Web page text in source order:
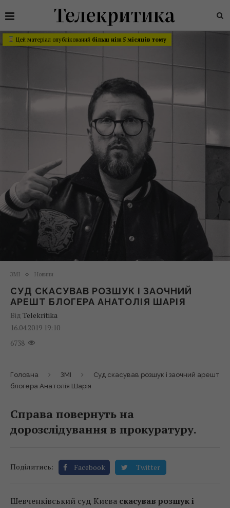
Цей матеріал опублікований більш ніж 5 місяців тому
ЗМІ Новини
СУД СКАСУВАВ РОЗШУК І ЗАОЧНИЙ
АРЕШТ БЛОГЕРА АНАТОЛІЯ ШАРІЯ
Від Telekritika
16.04.2019 19:10
6738
Головна ЗМІ
Суд скасував розшук і заочний арешт
блогера Анатолія Шарія
Справа повернуть на
дорозслідування в прокуратуру.
Поділитись: Facebook Twitter
Шевченківський суд Києва скасував розшук і